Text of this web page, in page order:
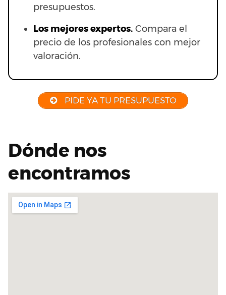
presupuestos.
Los mejores expertos. Compara el
precio de los profesionales con mejor
valoración.
PIDE YA TU PRESUPUESTO
Dónde nos
encontramos